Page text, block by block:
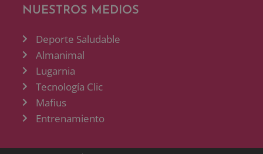
NUESTROS MEDIOS
Deporte Saludable
Almanimal
Lugarnia
Tecnología Clic
Mafius
Entrenamiento